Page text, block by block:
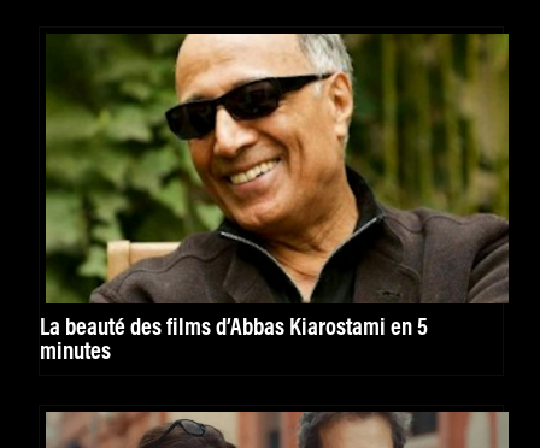
La beauté des films d’Abbas Kiarostami en 5
minutes